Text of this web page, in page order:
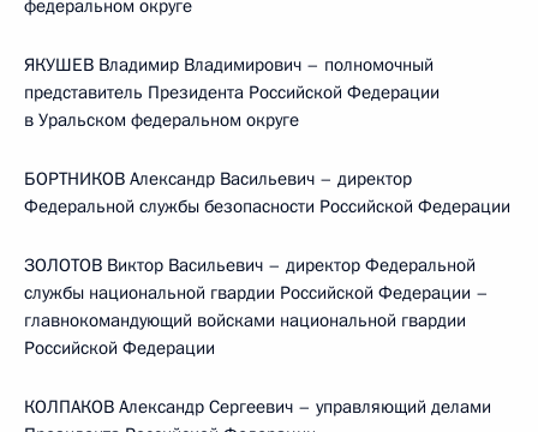
федеральном округе
ЯКУШЕВ Владимир Владимирович – полномочный
представитель Президента Российской Федерации
в Уральском федеральном округе
БОРТНИКОВ Александр Васильевич – директор
Федеральной службы безопасности Российской Федерации
ЗОЛОТОВ Виктор Васильевич – директор Федеральной
службы национальной гвардии Российской Федерации –
главнокомандующий войсками национальной гвардии
Российской Федерации
КОЛПАКОВ Александр Сергеевич – управляющий делами